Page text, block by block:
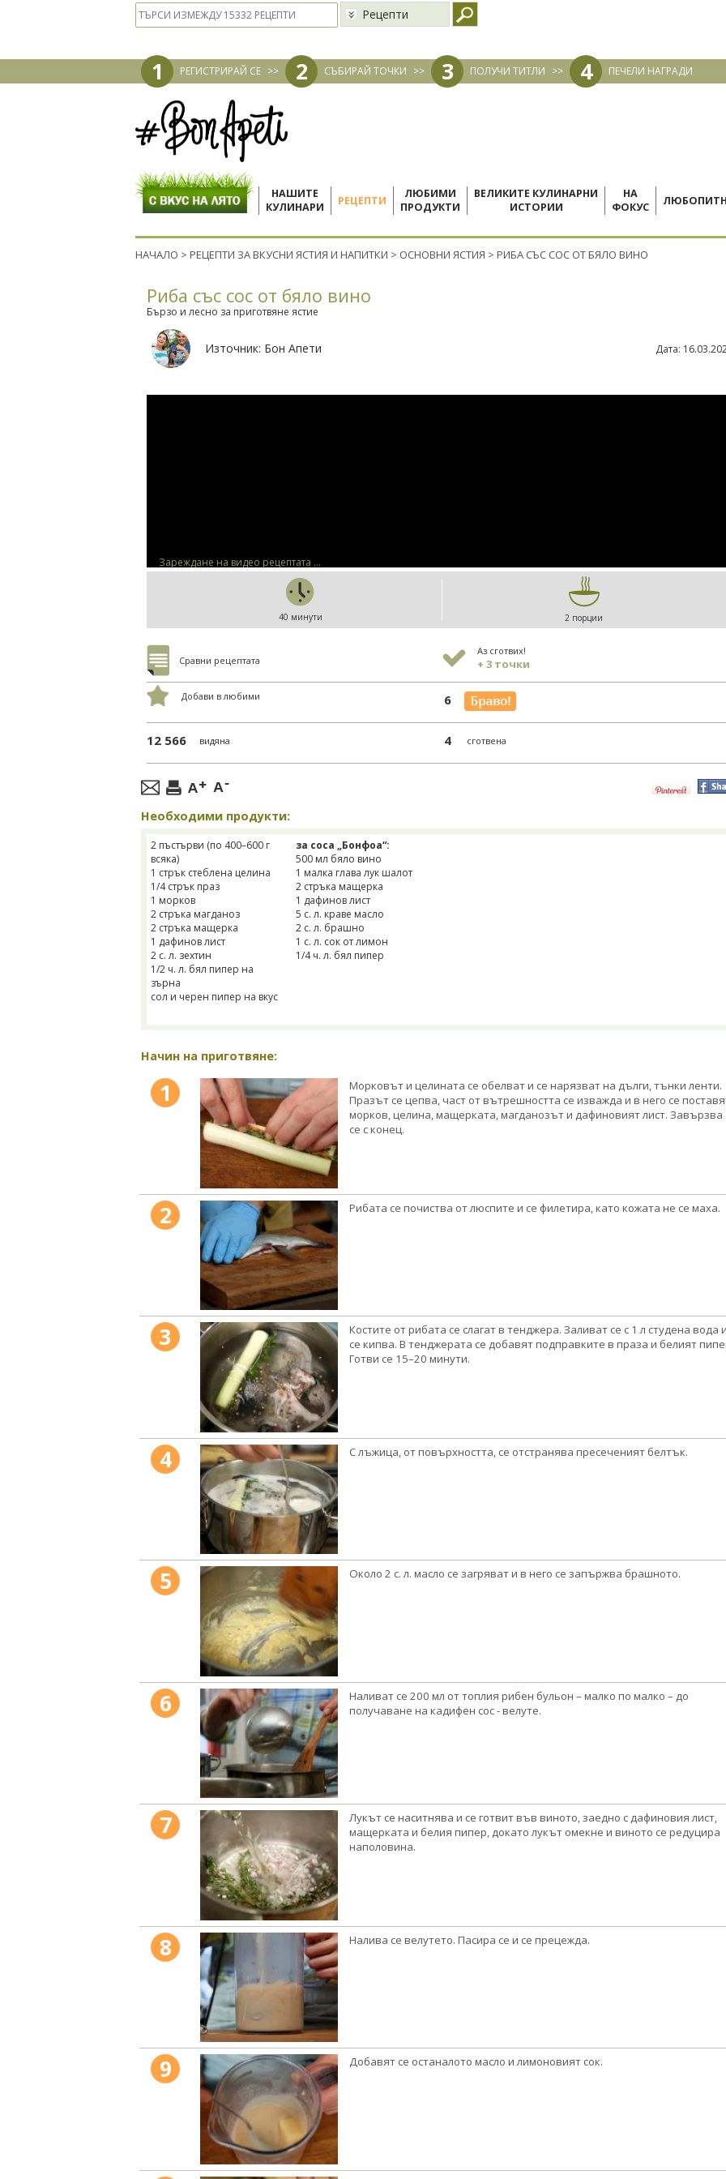
Рецепти
1 РЕГИСТРИРАЙ СЕ >> 2 СЪБИРАЙ ТОЧКИ >> 3 ПОЛУЧИ ТИТЛИ >> 4 ПЕЧЕЛИ НАГРАДИ
НАШИТЕ
КУЛИНАРИ
РЕЦЕПТИ
ЛЮБИМИ
ПРОДУКТИ
ВЕЛИКИТЕ КУЛИНАРНИ
ИСТОРИИ
НА
ФОКУС
НАЧАЛО > РЕЦЕПТИ ЗА ВКУСНИ ЯСТИЯ И НАПИТКИ > ОСНОВНИ ЯСТИЯ > РИБА СЪС СОС ОТ БЯЛО ВИНО
Риба със сос от бяло вино
Бързо и лесно за приготвяне ястие
Източник: Бон Апети Дата:
Зареждане на видео рецептата ...
40 минути 2 порции
Сравни рецептата
Аз сготвих!
+ 3 точки
Добави в любими 6
12 566 видяна 4 сготвена
Необходими продукти:
2 пъстърви (по 400–600 г
всяка)
1 стрък стеблена целина
1/4 стрък праз
1 морков
2 стръка магданоз
2 стръка мащерка
1 дафинов лист
2 с. л. зехтин
1/2 ч. л. бял пипер на
зърна
сол и черен пипер на вкус
за соса „Бонфоа“:
500 мл бяло вино
1 малка глава лук шалот
2 стръка мащерка
1 дафинов лист
5 с. л. краве масло
2 с. л. брашно
1 с. л. сок от лимон
1/4 ч. л. бял пипер
Начин на приготвяне:
1
Морковът и целината се обелват и се нарязват на дълги, тънки ленти.
Празът се цепва, част от вътрешността се изважда и в него се
морков, целина, мащерката, магданозът и дафиновият лист. Завързва
се с конец.
2 Рибата се почиства от люспите и се филетира, като кожата не се маха.
3
Костите от рибата се слагат в тенджера. Заливат се с 1 л студена вода и
се кипва. В тенджерата се добавят подправките в праза и белият
Готви се 15–20 минути.
4 С лъжица, от повърхността, се отстранява пресеченият белтък.
5 Около 2 с. л. масло се загряват и в него се запържва брашното.
6
Наливат се 200 мл от топлия рибен бульон – малко по малко – до
получаване на кадифен сос - велуте.
7
Лукът се наситнява и се готвит във виното, заедно с дафиновия лист,
мащерката и белия пипер, докато лукът омекне и виното се редуцира
наполовина.
8 Налива се велутето. Пасира се и се прецежда.
9 Добавят се останалото масло и лимоновият сок.